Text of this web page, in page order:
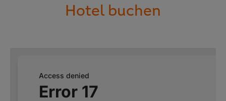
Hotel buchen